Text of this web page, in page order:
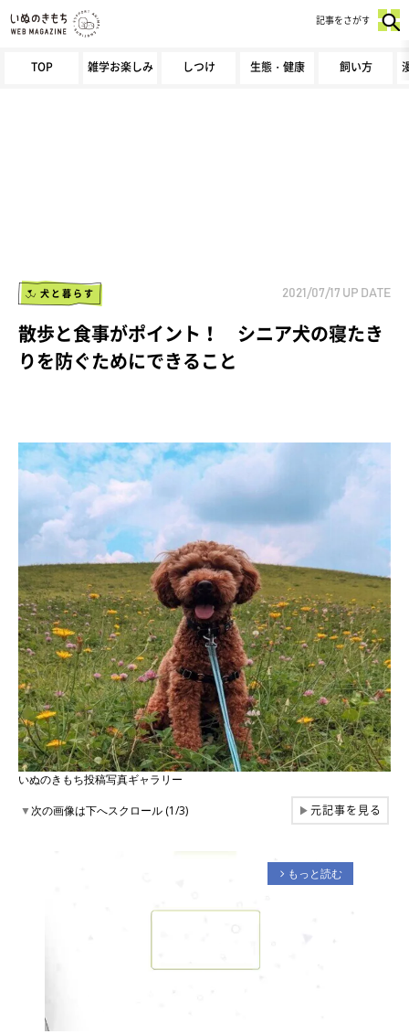
TOP 雑学お楽しみ しつけ 生態・健康 飼い方
記事をさがす
犬と暮らす 2021/07/17 UP DATE
散歩と食事がポイント！ シニア犬の寝たき
りを防ぐためにできること
いぬのきもち投稿写真ギャラリー
▼次の画像は下へスクロール (1/3) ▶元記事を見る
arrow_forward_ios もっと読む